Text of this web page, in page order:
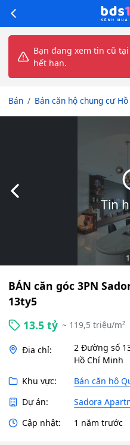
Bạn đang xem tin cũ
hết hạn.
Bán Bán căn hộ chung cư
Tin
Slide trước
1
BÁN căn góc 3PN
13ty5
13.5 tỷ ~ 119,5 triệu/m²
Địa chỉ:
2 Đường số
Hồ Chí Minh
Khu vực:
Bán căn hộ
Dự án:
Sadora
Cập nhật:
1 năm trước